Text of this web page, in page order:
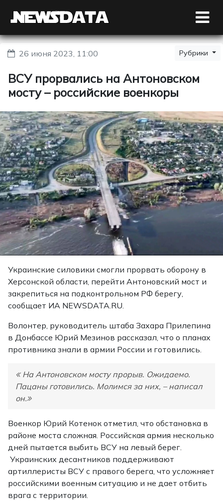
26 июня 2023, 11:00 Рубрики
ВСУ прорвались на Антоновском
мосту – российские военкоры
Украинские силовики смогли прорвать оборону в
Херсонской области, перейти Антоновский мост и
закрепиться на подконтрольном РФ берегу,
сообщает ИА NEWSDATA.RU.
Волонтер, руководитель штаба Захара Прилепина
в Донбассе Юрий Мезинов рассказал, что о планах
противника знали в армии России и готовились.
На Антоновском мосту прорыв. Ожидаемо.
Пацаны готовились. Молимся за них, – написал
он.
Военкор Юрий Котенок отметил, что обстановка в
районе моста сложная. Российская армия несколько
дней пытается выбить ВСУ на левый берег.
Украинских десантников поддерживают
артиллеристы ВСУ с правого берега, что усложняет
российскими военным ситуацию и не дает отбить
врага с территории.